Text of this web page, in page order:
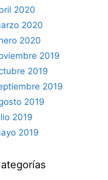
2020
2020
2020
2019
2019
2019
2019
2019
2019